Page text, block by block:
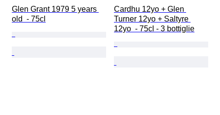
Glen Grant 1979 5 years
old  - 75cl
Cardhu 12yo + Glen
Turner 12yo + Saltyre
12yo  - 75cl - 3 bottiglie